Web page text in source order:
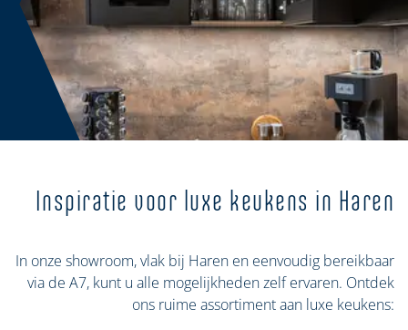
Inspiratie voor luxe keukens in Haren
In onze showroom, vlak bij Haren en eenvoudig bereikbaar
via de A7, kunt u alle mogelijkheden zelf ervaren. Ontdek
ons ruime assortiment aan luxe keukens: